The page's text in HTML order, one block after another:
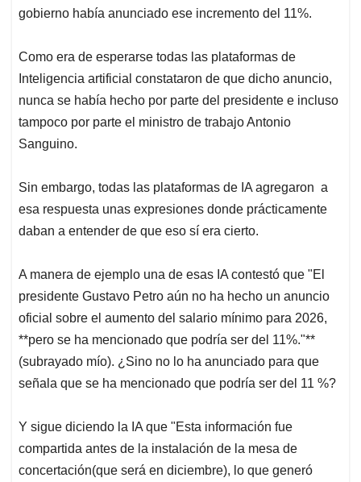
gobierno había anunciado ese incremento del 11%.
Como era de esperarse todas las plataformas de
Inteligencia artificial constataron de que dicho anuncio,
nunca se había hecho por parte del presidente e incluso
tampoco por parte el ministro de trabajo Antonio
Sanguino.
Sin embargo, todas las plataformas de IA agregaron a
esa respuesta unas expresiones donde prácticamente
daban a entender de que eso sí era cierto.
A manera de ejemplo una de esas IA contestó que "El
presidente Gustavo Petro aún no ha hecho un anuncio
oficial sobre el aumento del salario mínimo para 2026,
**pero se ha mencionado que podría ser del 11%."**
(subrayado mío). ¿Sino no lo ha anunciado para que
señala que se ha mencionado que podría ser del 11 %?
Y sigue diciendo la IA que "Esta información fue
compartida antes de la instalación de la mesa de
concertación(que será en diciembre), lo que generó